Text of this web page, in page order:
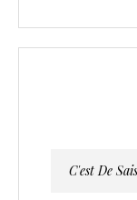
C'est De